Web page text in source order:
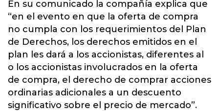
En su comunicado la compañía explica que
“en el evento en que la oferta de compra
no cumpla con los requerimientos del Plan
de Derechos, los derechos emitidos en el
plan les dará a los accionistas, diferentes al
o los accionistas involucrados en la oferta
de compra, el derecho de comprar acciones
ordinarias adicionales a un descuento
significativo sobre el precio de mercado”.